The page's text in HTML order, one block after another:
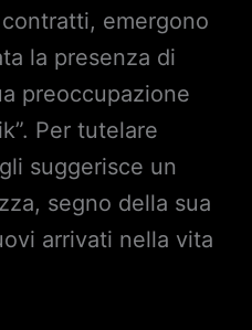
emergono
la presenza di
preoccupazione
Per tutelare
suggerisce un
segno della sua
arrivati nella vita